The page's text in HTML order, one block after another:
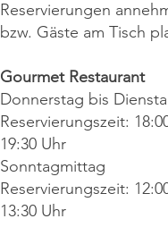
Reservierungen
bzw. Gäste am Tisch
Gourmet Restaurant
Donnerstag bis
Reservierungszeit:
19:30 Uhr
Sonntagmittag
Reservierungszeit:
13:30 Uhr